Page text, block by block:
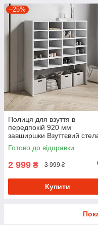
–25%
Полиця для взуття в
передпокій 920 мм
завширшки Взуттєвий
на 20 осередків із
Ламінованого ДСП
Готово до відправки
2 999 ₴ 3 999 ₴
Купити